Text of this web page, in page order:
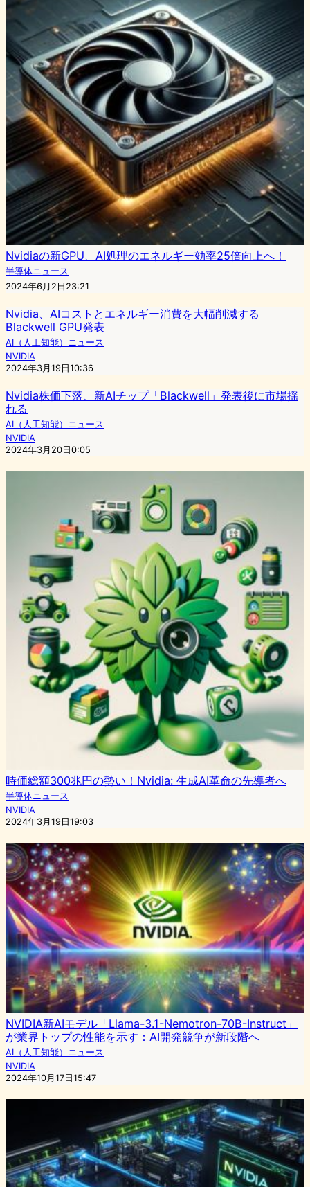
Nvidiaの新GPU、AI処理のエネルギー効率25倍向上へ！
半導体ニュース
2024年6月2日23:21
Nvidia、AIコストとエネルギー消費を大幅削減する
Blackwell GPU発表
AI（人工知能）ニュース
NVIDIA
2024年3月19日10:36
Nvidia株価下落、新AIチップ「Blackwell」発表後に市場揺
れる
AI（人工知能）ニュース
NVIDIA
2024年3月20日0:05
時価総額300兆円の勢い！Nvidia: 生成AI革命の先導者へ
半導体ニュース
NVIDIA
2024年3月19日19:03
NVIDIA新AIモデル「Llama-3.1-Nemotron-70B-Instruct」
が業界トップの性能を示す：AI開発競争が新段階へ
AI（人工知能）ニュース
NVIDIA
2024年10月17日15:47